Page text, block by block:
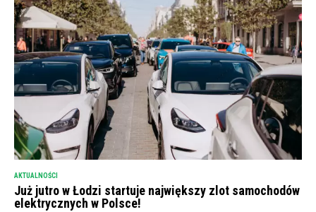
AKTUALNOŚCI
Już jutro w Łodzi startuje największy zlot samochodów
elektrycznych w Polsce!